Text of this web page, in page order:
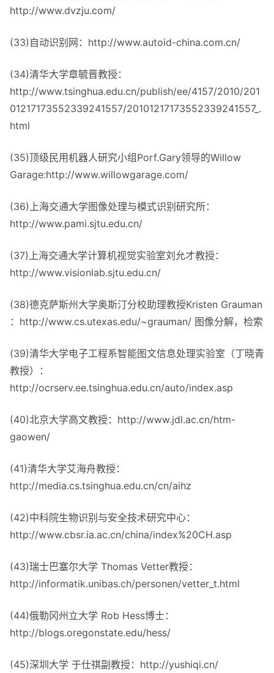
http://www.dvzju.com/
(33)自动识别网：http://www.autoid-china.com.cn/
(34)清华大学章毓晋教授：
http://www.tsinghua.edu.cn/publish/ee/4157/2010/201
01217173552339241557/20101217173552339241557_.
html
(35)顶级民用机器人研究小组Porf.Gary领导的Willow
Garage:http://www.willowgarage.com/
(36)上海交通大学图像处理与模式识别研究所：
http://www.pami.sjtu.edu.cn/
(37)上海交通大学计算机视觉实验室刘允才教授：
http://www.visionlab.sjtu.edu.cn/
(38)德克萨斯州大学奥斯汀分校助理教授Kristen Grauman
：http://www.cs.utexas.edu/~grauman/ 图像分解，检索
(39)清华大学电子工程系智能图文信息处理实验室（丁晓青
教授）：
http://ocrserv.ee.tsinghua.edu.cn/auto/index.asp
(40)北京大学高文教授：http://www.jdl.ac.cn/htm-
gaowen/
(41)清华大学艾海舟教授：
http://media.cs.tsinghua.edu.cn/cn/aihz
(42)中科院生物识别与安全技术研究中心：
http://www.cbsr.ia.ac.cn/china/index%20CH.asp
(43)瑞士巴塞尔大学 Thomas Vetter教授：
http://informatik.unibas.ch/personen/vetter_t.html
(44)俄勒冈州立大学 Rob Hess博士：
http://blogs.oregonstate.edu/hess/
(45)深圳大学 于仕祺副教授：http://yushiqi.cn/